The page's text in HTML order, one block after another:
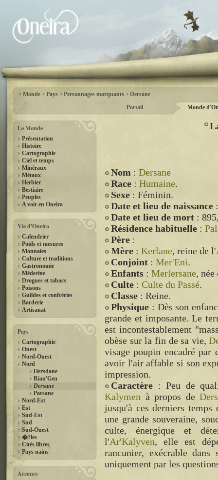
Monde Pays Personnages marquants
Dersane
Portail
Monde
Le Monde
Présentation
Histoire
Cartographie
Ciel et temps
Minéraux
Métaux
Herbier
Bestiaire
Peuples
A voir en Oneira
Vie d'Oneira
Calendrier
Poids et mesures
Monnaies
Culture et traditions
Gastronomie
Médecine
Drogues et tabacs
Poisons
Guildes et confréries
Barderie
Artisanat
Pays
Cartographie
Ouest
Nord-Ouest
Nord
Hersdane
Rian'Gen
Dersane
Parsane
Nord-Est
Est
Sud-Est
Sud
Sud-Ouest
�?les
Cités libres
Pays nains
Arcanes
Nom : Dersane
Race : Humaine.
Sexe : Féminin.
Date et lieu de naissance
Date et lieu de mort :
Résidence habituelle :
Père :
Mère : Kerlane, reine de l'
Conjoint : Mer'Eni.
Enfants : Merlersane, née
Culte : Culte du Passé.
Classe : Reine.
Physique : Dès son
grande et imposante. Le
est incontestablement
obèse sur la fin de sa vie,
visage poupin encadré
avoir l'air affable si son
impression.
Caractère : Peu de
Kalymen à propos de
jusqu'à ces derniers
une grande souveraine,
culte, énergique et
l'Ar'Kalyven, elle est
rancunier, exécrable dans
uniquement par les